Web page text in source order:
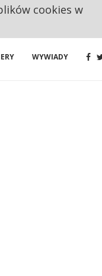
WYWIADY
cookies w